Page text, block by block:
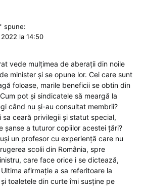
spune:
la 14:50
vede mulțimea de aberații din noile
minister și se opune lor. Cei care sunt
foloase, marile beneficii se obtin din
pot și sindicatele să meargă la
când nu și-au consultat membrii?
sa ceară privilegii și statut special,
șanse a tuturor copiilor acestei țări?
un profesor cu experiență care nu
scolii din România, spre
care face orice i se dictează,
afirmație a sa referitoare la
toaletele din curte îmi susține pe